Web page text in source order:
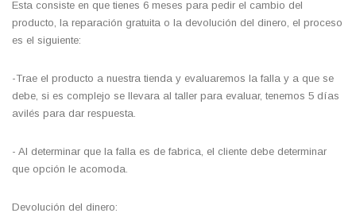
Esta consiste en que tienes 6 meses para pedir el cambio del
producto, la reparación gratuita o la devolución del dinero, el proceso
es el siguiente:
-Trae el producto a nuestra tienda y evaluaremos la falla y a que se
debe, si es complejo se llevara al taller para evaluar, tenemos 5 días
avilés para dar respuesta.
- Al determinar que la falla es de fabrica, el cliente debe determinar
que opción le acomoda.
Devolución del dinero: